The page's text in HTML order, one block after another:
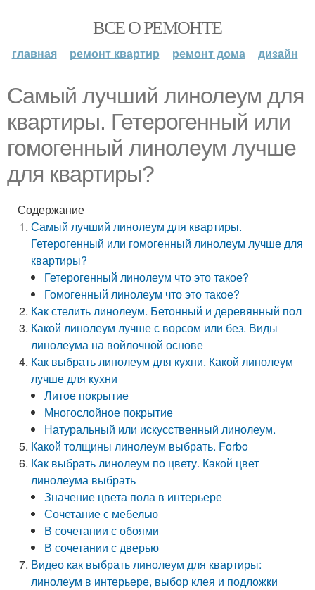
ВСЕ О РЕМОНТЕ
главная ремонт квартир ремонт дома дизайн
Самый лучший линолеум для
квартиры. Гетерогенный или
гомогенный линолеум лучше
для квартиры?
Содержание
Самый лучший линолеум для квартиры.
Гетерогенный или гомогенный линолеум лучше для
квартиры?
Гетерогенный линолеум что это такое?
Гомогенный линолеум что это такое?
Как стелить линолеум. Бетонный и деревянный пол
Какой линолеум лучше с ворсом или без. Виды
линолеума на войлочной основе
Как выбрать линолеум для кухни. Какой линолеум
лучше для кухни
Литое покрытие
Многослойное покрытие
Натуральный или искусственный линолеум.
Какой толщины линолеум выбрать. Forbo
Как выбрать линолеум по цвету. Какой цвет
линолеума выбрать
Значение цвета пола в интерьере
Сочетание с мебелью
В сочетании с обоями
В сочетании с дверью
Видео как выбрать линолеум для квартиры:
линолеум в интерьере, выбор клея и подложки